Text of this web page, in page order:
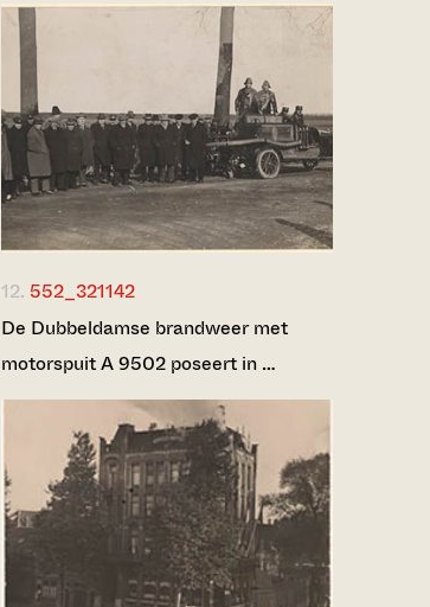
12. 552_321142
De Dubbeldamse brandweer met
motorspuit A 9502 poseert in …